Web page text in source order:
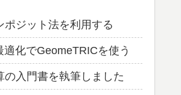
ポジット法を利用する
適化でGeomeTRICを使う
の入門書を執筆しました